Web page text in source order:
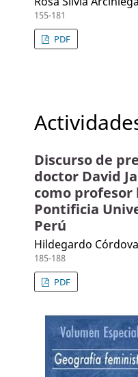
155-181
PDF
Discurso de
doctor David
como profesor
Pontificia
Perú
Hildegardo
185-188
PDF